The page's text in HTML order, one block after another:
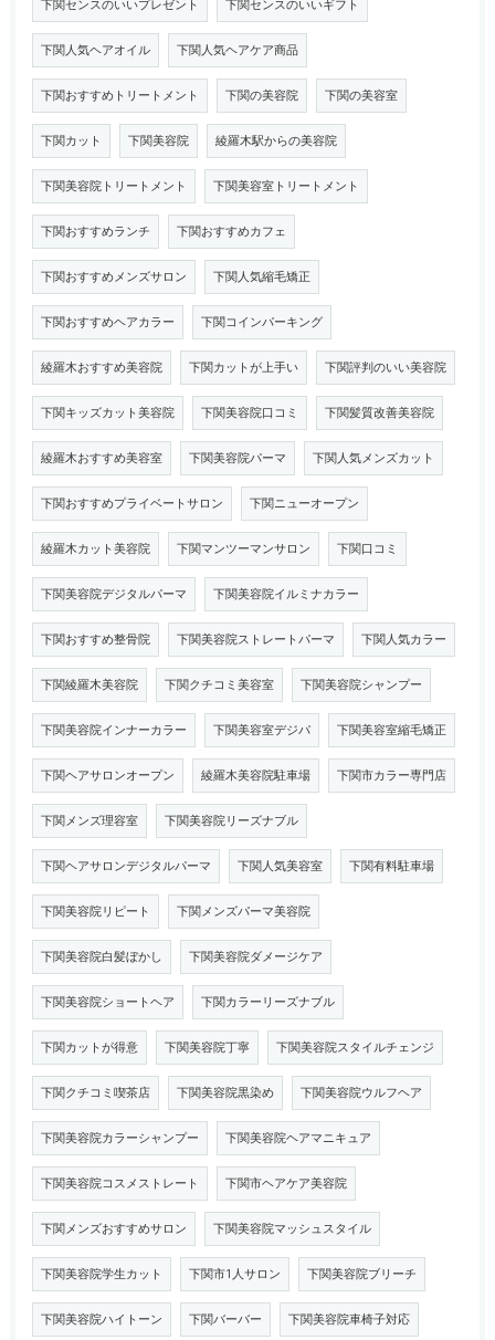
下関センスのいいプレゼント 下関センスのいいギフト
下関人気ヘアオイル 下関人気ヘアケア商品
下関おすすめトリートメント 下関の美容院 下関の美容室
下関カット 下関美容院 綾羅木駅からの美容院
下関美容院トリートメント 下関美容室トリートメント
下関おすすめランチ 下関おすすめカフェ
下関おすすめメンズサロン 下関人気縮毛矯正
下関おすすめヘアカラー 下関コインパーキング
綾羅木おすすめ美容院 下関カットが上手い 下関評判のいい美容院
下関キッズカット美容院 下関美容院口コミ 下関髪質改善美容院
綾羅木おすすめ美容室 下関美容院パーマ 下関人気メンズカット
下関おすすめプライベートサロン 下関ニューオープン
綾羅木カット美容院 下関マンツーマンサロン 下関口コミ
下関美容院デジタルパーマ 下関美容院イルミナカラー
下関おすすめ整骨院 下関美容院ストレートパーマ 下関人気カラー
下関綾羅木美容院 下関クチコミ美容室 下関美容院シャンプー
下関美容院インナーカラー 下関美容室デジパ 下関美容室縮毛矯正
下関ヘアサロンオープン 綾羅木美容院駐車場 下関市カラー専門店
下関メンズ理容室 下関美容院リーズナブル
下関ヘアサロンデジタルパーマ 下関人気美容室 下関有料駐車場
下関美容院リピート 下関メンズパーマ美容院
下関美容院白髪ぼかし 下関美容院ダメージケア
下関美容院ショートヘア 下関カラーリーズナブル
下関カットが得意 下関美容院丁寧 下関美容院スタイルチェンジ
下関クチコミ喫茶店 下関美容院黒染め 下関美容院ウルフヘア
下関美容院カラーシャンプー 下関美容院ヘアマニキュア
下関美容院コスメストレート 下関市ヘアケア美容院
下関メンズおすすめサロン 下関美容院マッシュスタイル
下関美容院学生カット 下関市1人サロン 下関美容院ブリーチ
下関美容院ハイトーン 下関バーバー 下関美容院車椅子対応